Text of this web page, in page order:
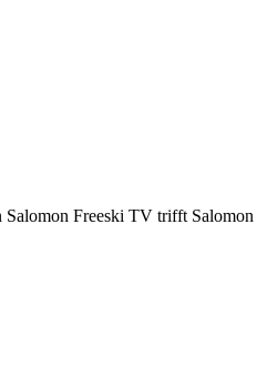
Freeski TV trifft